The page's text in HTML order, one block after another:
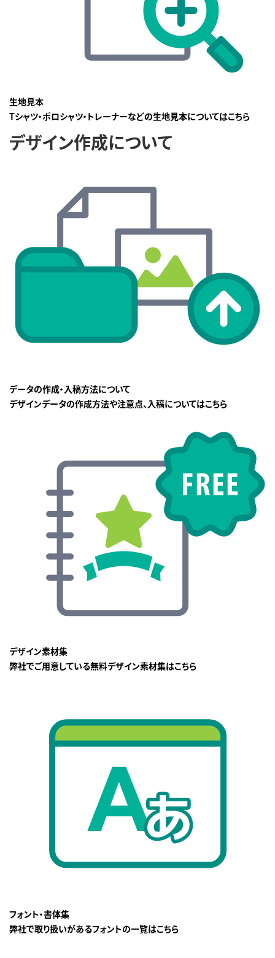
生地見本
Tシャツ・ポロシャツ・トレーナーなどの生地見本についてはこちら
デザイン作成について
データの作成・入稿方法について
デザインデータの作成方法や注意点、入稿についてはこちら
デザイン素材集
弊社でご用意している無料デザイン素材集はこちら
フォント・書体集
弊社で取り扱いがあるフォントの一覧はこちら